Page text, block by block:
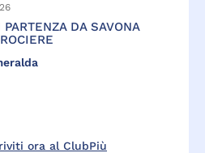
DA SAVONA
ora al ClubPiù